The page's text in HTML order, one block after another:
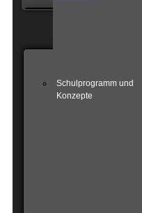
Schulprogramm und
Konzepte